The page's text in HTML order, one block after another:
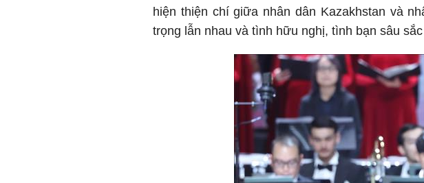
hiện thiện chí giữa nhân dân Kazakhstan và
trọng lẫn nhau và tình hữu nghị, tình bạn sâu